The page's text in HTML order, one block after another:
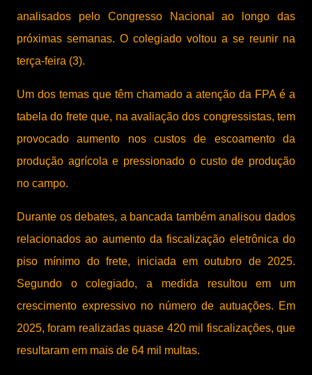
analisados pelo Congresso Nacional ao longo das
próximas semanas. O colegiado voltou a se reunir na
terça-feira (3).
Um dos temas que têm chamado a atenção da FPA é a
tabela do frete que, na avaliação dos congressistas, tem
provocado aumento nos custos de escoamento da
produção agrícola e pressionado o custo de produção
no campo.
Durante os debates, a bancada também analisou dados
relacionados ao aumento da fiscalização eletrônica do
piso mínimo do frete, iniciada em outubro de 2025.
Segundo o colegiado, a medida resultou em um
crescimento expressivo no número de autuações. Em
2025, foram realizadas quase 420 mil fiscalizações, que
resultaram em mais de 64 mil multas.